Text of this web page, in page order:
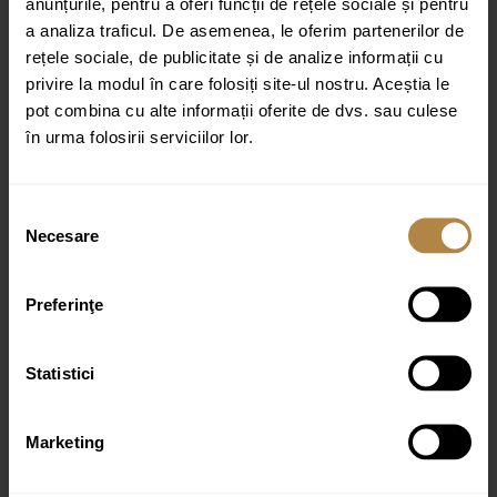
a analiza traficul. De asemenea, le oferim partenerilor de
rețele sociale, de publicitate și de analize informații cu
privire la modul în care folosiți site-ul nostru. Aceștia le
pot combina cu alte informații oferite de dvs. sau culese
în urma folosirii serviciilor lor.
consimțământului
Necesare
Preferinţe
Statistici
Marketing
Produse similare